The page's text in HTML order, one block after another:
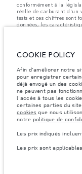
conformément å la
réelle de carburant d'un
tests et ces chiffres sont
données, les
Les poids indiqués
affecteront la charge
véhicule, les charges
dépassés lorsque vous
et des carburants.
Remarque importante
mondiale de semi-
construction des
construction. Cette
images utilisées
entièrement les
Veuillez consulter votre
COOKIE POLICY
Afin d'améliorer notre
pour enregistrer
déjà envoyé un des
ne peuvent pas
l'accès à tous les
certaines parties du
cookies que nous
notre politique de
Les prix indiqués
Les prix sont